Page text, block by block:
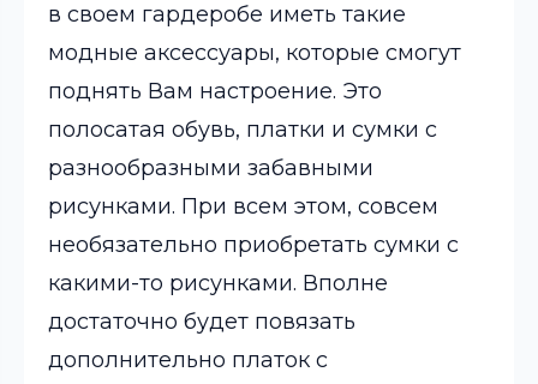
в своем гардеробе иметь такие
модные аксессуары, которые смогут
поднять Вам настроение. Это
полосатая обувь, платки и сумки с
разнообразными забавными
рисунками. При всем этом, совсем
необязательно приобретать сумки с
какими-то рисунками. Вполне
достаточно будет повязать
дополнительно платок с